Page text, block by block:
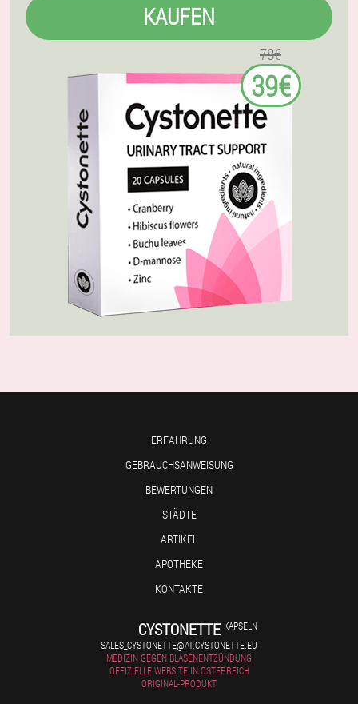
KAUFEN
78€
39€
ERFAHRUNG
GEBRAUCHSANWEISUNG
BEWERTUNGEN
STÄDTE
ARTIKEL
APOTHEKE
KONTAKTE
CYSTONETTE KAPSELN
SALES_CYSTONETTE@AT.CYSTONETTE.EU
MEDIZIN GEGEN BLASENENTZÜNDUNG
OFFIZIELLE WEBSITE IN ÖSTERREICH
ORIGINAL-PRODUKT